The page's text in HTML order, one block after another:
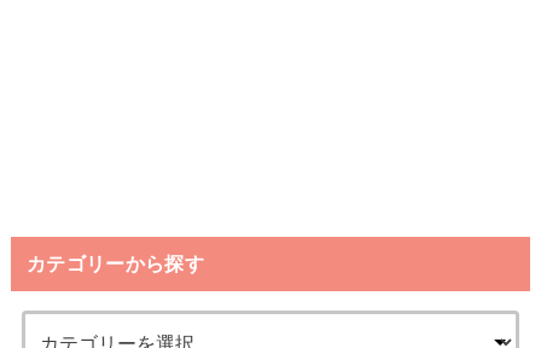
カテゴリーから探す